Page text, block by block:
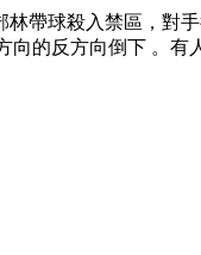
帶球殺入禁區，對
的反方向倒下 。有